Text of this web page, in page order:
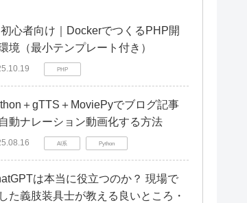
心者向け｜DockerでつくるPHP開
境（最小テンプレート付き）
PHP
＋gTTS＋MoviePyでブログ記事
動ナレーション動画化する方法
AI系 Python
は本当に役立つのか？ 現場で
た義肢装具士が教える良いところ・